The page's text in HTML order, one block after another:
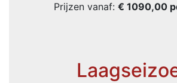
Prijzen vanaf: € 1090,00